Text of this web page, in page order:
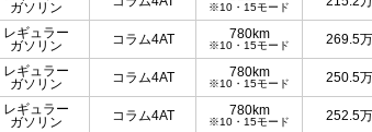
ガソリン
※10・15モード
レギュラー
ガソリン
コラム4AT 780km
※10・15モード 269.5
レギュラー
ガソリン
コラム4AT 780km
※10・15モード 250.5
レギュラー
ガソリン
コラム4AT 780km
※10・15モード 252.5